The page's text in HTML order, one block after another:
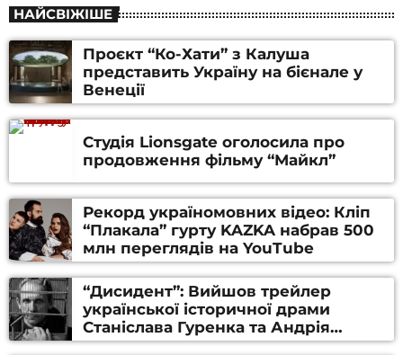
НАЙСВІЖІШЕ
Проєкт “Ко-Хати” з Калуша
представить Україну на бієнале у
Венеції
Студія Lionsgate оголосила про
продовження фільму “Майкл”
Рекорд україномовних відео: Кліп
“Плакала” гурту KAZKA набрав 500
млн переглядів на YouTube
“Дисидент”: Вийшов трейлер
української історичної драми
Станіслава Гуренка та Андрія
Алфьорова (ВІДЕО)